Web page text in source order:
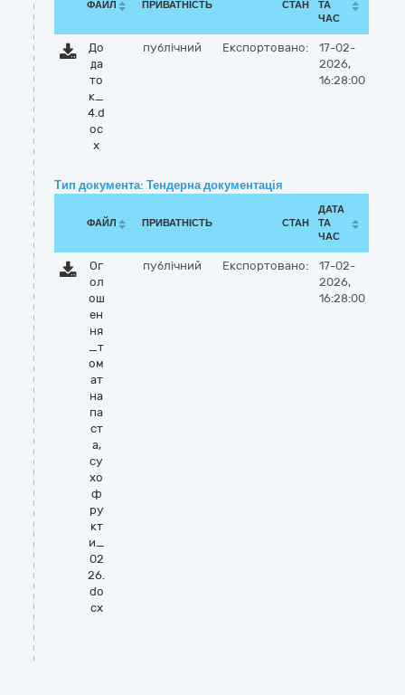
ФАЙЛ ПРИВАТНІСТЬ СТАН
ТА
ЧАС
До
да
то
к_
4.d
oc
x
публічний Експортовано:
17-02-
2026,
16:28:00
Тип документа: Тендерна документація
ФАЙЛ ПРИВАТНІСТЬ СТАН
ДАТА
ТА
ЧАС
Ог
ол
ош
ен
ня
_т
ом
ат
на
па
ст
а,
су
хо
ф
ру
кт
и_
02
26.
do
cx
публічний Експортовано:
17-02-
2026,
16:28:00